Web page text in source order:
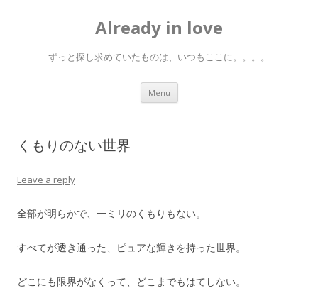
Already in love
ずっと探し求めていたものは、いつもここに。。。。
Menu Skip
content
くもりのない世界
Leave a reply
全部が明らかで、一ミリのくもりもない。
すべてが透き通った、ピュアな輝きを持った世界。
どこにも限界がなくって、どこまでもはてしない。